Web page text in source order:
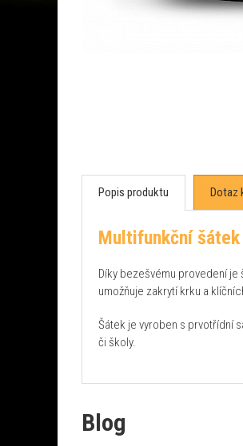
Popis produktu Dotaz
Multifunkční šátek
Díky bezešvému provedení je
umožňuje zakrytí krku a
Šátek je vyroben s prvotřídní
či školy.
Blog